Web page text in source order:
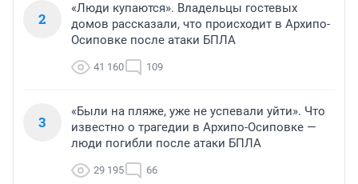
2
«Люди купаются». Владельцы гостевых
домов рассказали, что происходит в Архипо-
Осиповке после атаки БПЛА
41 160 109
3
«Были на пляже, уже не успевали уйти». Что
известно о трагедии в Архипо-Осиповке —
люди погибли после атаки БПЛА
29 195 66